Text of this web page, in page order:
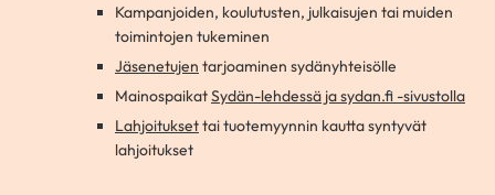
Kampanjoiden, koulutusten, julkaisujen tai muiden
toimintojen tukeminen
Jäsenetujen tarjoaminen sydänyhteisölle
MainospaikatSydän-lehdessä ja sydan.fi -sivustolla
Lahjoituksettai tuotemyynnin kautta syntyvät
lahjoitukset